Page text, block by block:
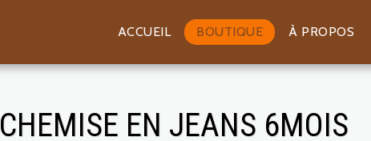
ACCUEIL BOUTIQUE À PROPOS
CHEMISE EN JEANS 6MOIS